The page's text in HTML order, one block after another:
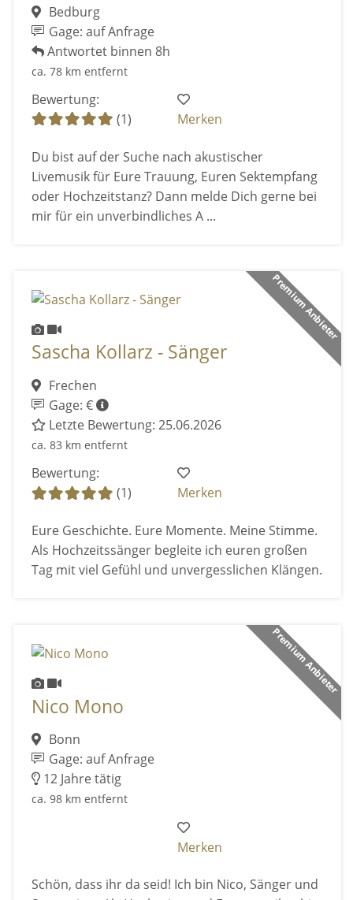
Bedburg
Gage: auf Anfrage
Antwortet binnen 8h
ca. 78 km entfernt
Bewertung:
(1)
Merken
Du bist auf der Suche nach akustischer
Livemusik für Eure Trauung, Euren Sektempfang
oder Hochzeitstanz? Dann melde Dich gerne bei
mir für ein unverbindliches A ...
Premium Anbieter
Sascha Kollarz - Sänger
Frechen
Gage: €
Letzte Bewertung: 25.06.2026
ca. 83 km entfernt
Bewertung:
(1)
Merken
Eure Geschichte. Eure Momente. Meine Stimme.
Als Hochzeitssänger begleite ich euren großen
Tag mit viel Gefühl und unvergesslichen Klängen.
Premium Anbieter
Nico Mono
Bonn
Gage: auf Anfrage
12 Jahre tätig
ca. 98 km entfernt
Merken
Schön, dass ihr da seid! Ich bin Nico, Sänger und